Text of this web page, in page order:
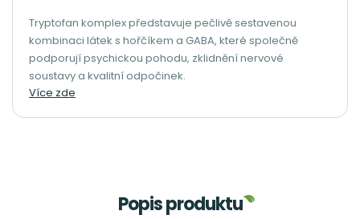
Tryptofan komplex představuje pečlivě sestavenou
kombinaci látek s hořčíkem a GABA, které společně
podporují psychickou pohodu, zklidnění nervové
soustavy a kvalitní odpočinek.
Více zde
Popis produktu